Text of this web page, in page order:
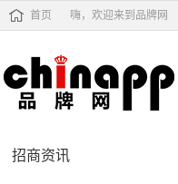
首页 嗨，欢迎来到品牌网
招商资讯